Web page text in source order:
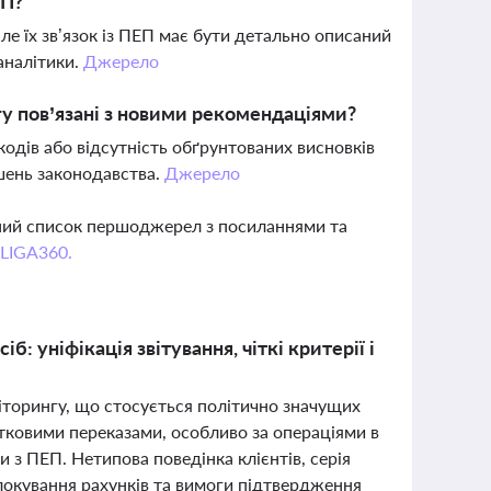
зв’язок із ПЕП має бути детально описаний
Джерело
пов’язані з новими рекомендаціями?
або відсутність обґрунтованих висновків
законодавства. Джерело
список першоджерел з посиланнями та
звітування, чіткі критерії і
що стосується політично значущих
переказами, особливо за операціями в
ПЕП. Нетипова поведінка клієнтів, серія
рахунків та вимоги підтвердження